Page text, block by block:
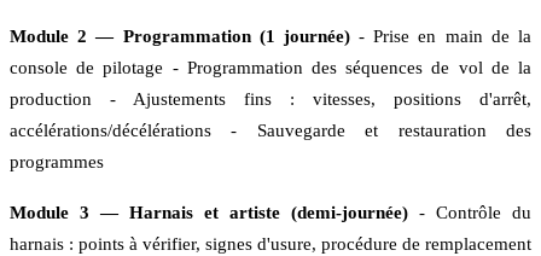
Module 2 — Programmation (1 journée)- Prise en main de la
console de pilotage - Programmation des séquences de vol de la
production - Ajustements fins : vitesses, positions d'arrêt,
accélérations/décélérations - Sauvegarde et restauration des
programmes
Module 3 — Harnais et artiste (demi-journée) - Contrôle du
harnais : points à vérifier, signes d'usure, procédure de remplacement